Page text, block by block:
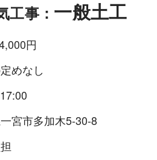
2件
工事： 一般土工
円
めなし
宮市多加木5-30-8